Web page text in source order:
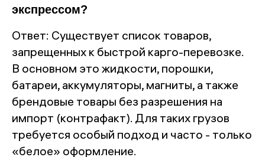
экспрессом?
Ответ: Существует список товаров,
запрещенных к быстрой карго-перевозке.
В основном это жидкости, порошки,
батареи, аккумуляторы, магниты, а также
брендовые товары без разрешения на
импорт (контрафакт). Для таких грузов
требуется особый подход и часто - только
«белое» оформление.